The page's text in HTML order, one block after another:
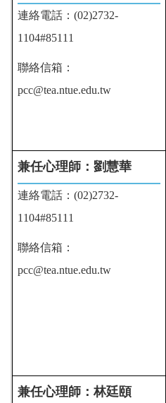
連絡電話：(02)2732-
1104#85111
聯絡信箱：
pcc@tea.ntue.edu.tw
兼任心理師：劉慧華
連絡電話：(02)2732-
1104#85111
聯絡信箱：
pcc@tea.ntue.edu.tw
兼任心理師：林廷頤